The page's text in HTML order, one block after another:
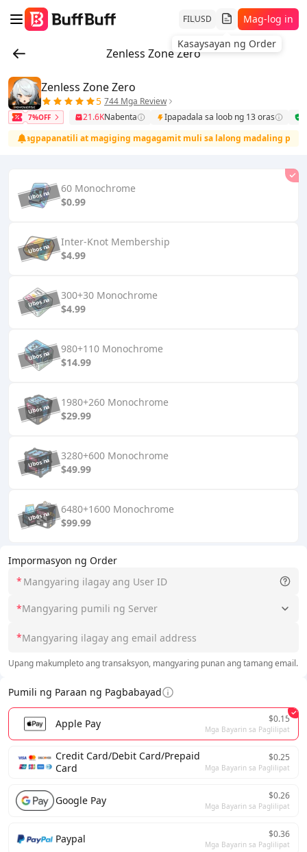
FILUSD
Kasaysayan ng Order
Mag-log in
Zenless Zone Zero
Impormasyon ng Order
*
*Mangyaring pumili ng Server
*
Upang makumpleto ang transaksyon, mangyaring punan ang tamang email.
Pumili ng Paraan ng Pagbabayad
Apple Pay $0.15
Mga Bayarin sa Paglilipat
Credit Card/Debit Card/Prepaid
Card
$0.25
Mga Bayarin sa Paglilipat
Google Pay $0.26
Mga Bayarin sa Paglilipat
Paypal $0.36
Mga Bayarin sa Paglilipat
Zenless Zone Zero
5 744 Mga Review
7%OFF 21.6KNabenta Ipapadala sa loob ng 13 oras
pagpapanatili at magiging magagamit muli sa lalong madaling
60 Monochrome
$0.99
Inter-Knot Membership
$4.99
300+30 Monochrome
$4.99
980+110 Monochrome
$14.99
1980+260 Monochrome
$29.99
3280+600 Monochrome
$49.99
6480+1600 Monochrome
$99.99